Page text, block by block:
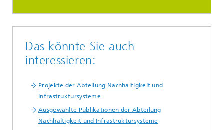
Das könnte Sie auch
interessieren:
Projekte der Abteilung Nachhaltigkeit und
Infrastruktursysteme
Ausgewählte Publikationen der Abteilung
Nachhaltigkeit und Infrastruktursysteme